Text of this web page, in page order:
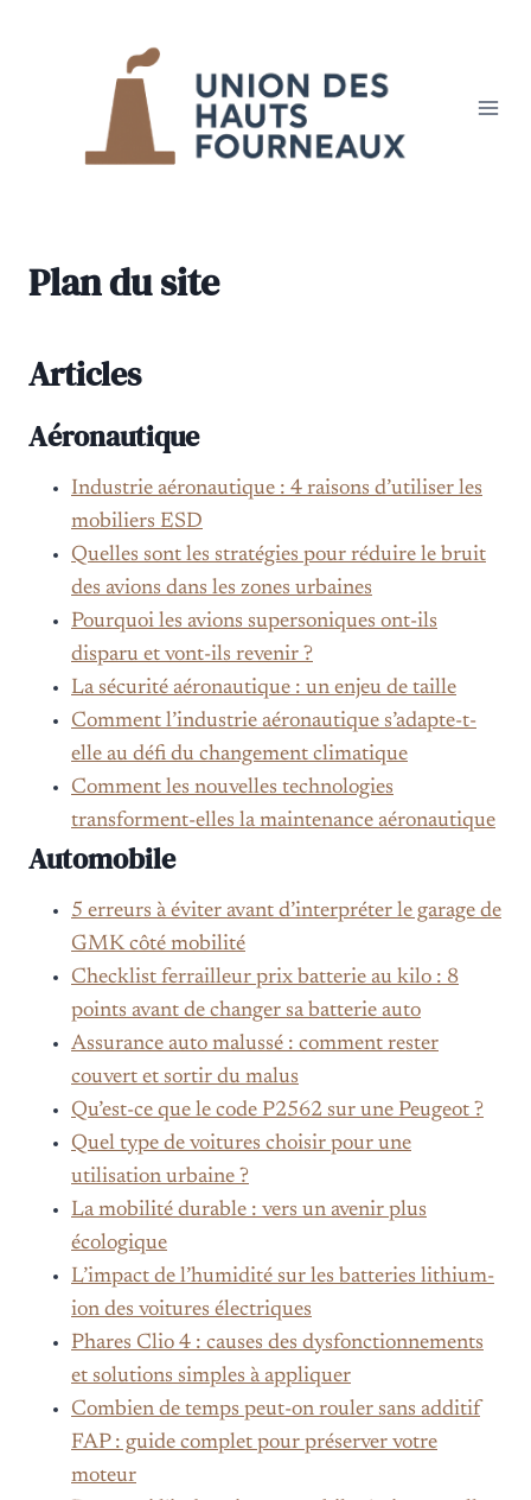
Plan du site
Articles
Aéronautique
Industrie aéronautique : 4 raisons d’utiliser les
mobiliers ESD
Quelles sont les stratégies pour réduire le bruit
des avions dans les zones urbaines
Pourquoi les avions supersoniques ont-ils
disparu et vont-ils revenir ?
La sécurité aéronautique : un enjeu de taille
Comment l’industrie aéronautique s’adapte-t-
elle au défi du changement climatique
Comment les nouvelles technologies
transforment-elles la maintenance aéronautique
Automobile
5 erreurs à éviter avant d’interpréter le garage de
GMK côté mobilité
Checklist ferrailleur prix batterie au kilo : 8
points avant de changer sa batterie auto
Assurance auto malussé : comment rester
couvert et sortir du malus
Qu’est-ce que le code P2562 sur une Peugeot ?
Quel type de voitures choisir pour une
utilisation urbaine ?
La mobilité durable : vers un avenir plus
écologique
L’impact de l’humidité sur les batteries lithium-
ion des voitures électriques
Phares Clio 4 : causes des dysfonctionnements
et solutions simples à appliquer
Combien de temps peut-on rouler sans additif
FAP : guide complet pour préserver votre
moteur